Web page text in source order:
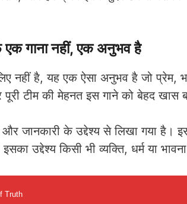
गाना नहीं, एक अनुभव है
नहीं है, यह एक ऐसा अनुभव है जो प्रेम,
टीम की मेहनत इस गाने को बेहद खास
जानकारी के उद्देश्य से लिखा गया है।
उद्देश्य किसी भी व्यक्ति, धर्म या
Truth